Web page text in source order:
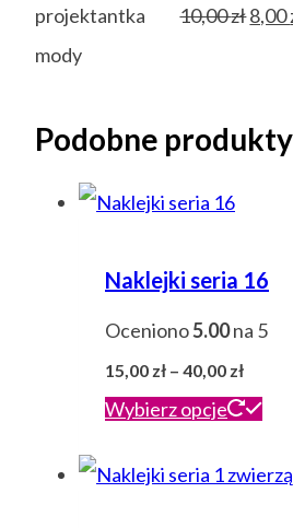
10,00zł
10,00
8,00
Podobne produkty
Naklejki seria 16
Oceniono5.00na 5
15,00 zł – 40,00 złZakres
cen:
15,00
Wybierz opcje
Ten
ma